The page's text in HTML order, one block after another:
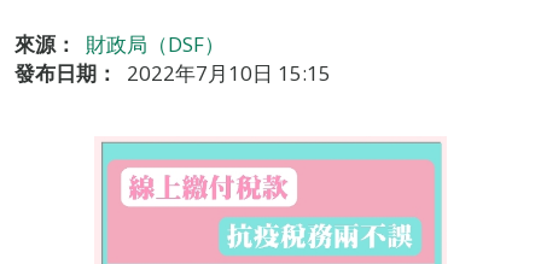
來源：
財政局（DSF）
發布日期：
2022年7月10日 15:15